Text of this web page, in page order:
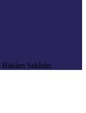
Saklıdır.